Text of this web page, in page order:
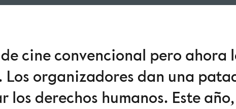
cine convencional pero ahora
organizadores dan una
derechos humanos. Este